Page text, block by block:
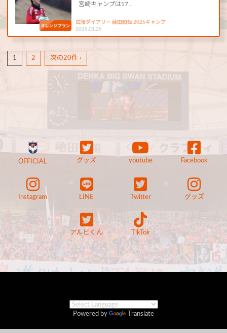
宮崎キャンプは17…
広報ダイアリー 藤田和輝 2025キャンプ
2025.01.29
1 2 次の20件 ›
OFFICIAL グッズ youtube Facebook
Instagram LINE Twitter グッズ
アルビくん TikTok
Powered by Translate